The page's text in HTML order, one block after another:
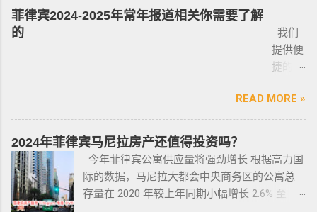
下，才可以携带枪支。 菲律宾当局表示，新法
律将帮助他们更好地规范使用枪械，遏制涉枪
犯罪。 该法律更严厉规定，个人如果非法持有
无牌枪支且被定罪的话，将面临至少入狱30
禁止公民携带枪支进入公共场合的禁令，即使
是未当班的警察，在公共场合携带配枪，也会
因此而被逮捕。 要求枪支持有者，每两年更新
一次执照，并每四年登记一次枪支。 如果不遵
守，将导致撤销和没收枪支。 续期申请，需要
在该许可证期满之日前六个月内，向菲律宾国
理，出境在机场就被扣护照。 2. 2016年克拉克
事件被抓的，又保关入境的客户必须要做遣返
才能出境。 3. 在菲律宾工作无牌照被本地警察
抓，在拘留所等待遣返或保出来做遣返。 4. 在
5. 在机场海关是黑名单保关入境的，回国要做
了NBI，这2步做好了以后如果不着急走，最长
等待时间是半年。半年内都可以随时走。 菲律
宾做了遣返会是黑名单吗？ 但凡做了遣返都是
黑名单。遣返的流程第一步就是申请驱逐令。
车人和 和你交易的是不是同一个人 ； 在菲买二
手车一般都是车主将车卖给车行，车行再把车
卖给你，所以有几个细节你要注意了： 1、你会
拿到两份合同，第一份是车主卖给车行的，这
是否一致，车主ID和车行老板ID复印件作为合同
附件一同给你，每一个ID旁边都要有车主的签
名； 2、第二份合同一般都是一张空白的合同，
只有车行的签字，所以你要核对签字是否一
致，如果可以尽量多要一些签过字的合同，后
面会说为什么； 3、检查CR/OR原件，原件，原
因，并简要概述其申请条件与流程。菲律宾移
民签证和其他国家相比有很多独特的优势：其
申请成本相对较低，地理位置与中国相近，没
有繁琐的移民监限制，为申请者提供了极大的
便利与自由。 在菲律宾，主要有两种移民
签证：SRRV（退休移民签证）和SIRV（投资移
供了一个额外的永居身份，成功获得这些签证
后，不仅能在菲律宾享受更多福利与权益，而
且申请者的原有国籍与原有权益不会受到影
响。 退休移民签证——SRRV
菲律宾2024-2025年常年报道相关你需要了解
的
我们
提供便
捷的菲
侨常年
报道服
需要提
供
ICARD
READ MORE »
2024年菲律宾马尼拉房产还值得投资吗？
今年菲律宾公寓供应量将强劲增长 根据高力国
际的数据，马尼拉大都会中央商务区的公寓总
存量在 2020 年较上年同期小幅增长 2.6% 至